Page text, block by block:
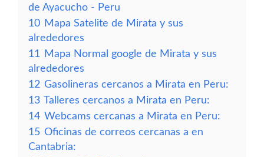
de Ayacucho - Peru
10 Mapa Satelite de Mirata y sus
alrededores
11
Mapa Normal google de Mirata y sus
alrededores
12 Gasolineras cercanos a Mirata en Peru:
13 Talleres cercanos a Mirata en Peru:
14 Webcams cercanas a Mirata en Peru:
15 Oficinas de correos cercanas a en
Cantabria: